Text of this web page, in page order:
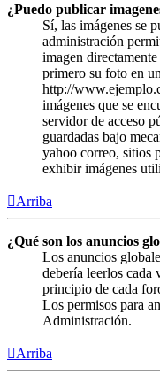
¿Puedo publicar
Sí, las imágenes se
administración
imagen
primero su foto en
http://
imágenes que se
servidor de acceso
guardadas bajo
yahoo correo, sitios
exhibir imágenes
Arriba
¿Qué son los anuncios
Los anuncios
debería leerlos cada
principio de cada
Los permisos para
Administración.
Arriba